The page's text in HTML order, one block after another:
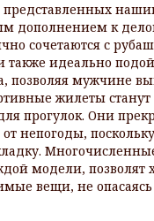
дополнением к
сочетаются с
также идеально
позволяя мужчине
жилеты станут
прогулок. Они
от непогоды,
модели, позволят
вещи, не